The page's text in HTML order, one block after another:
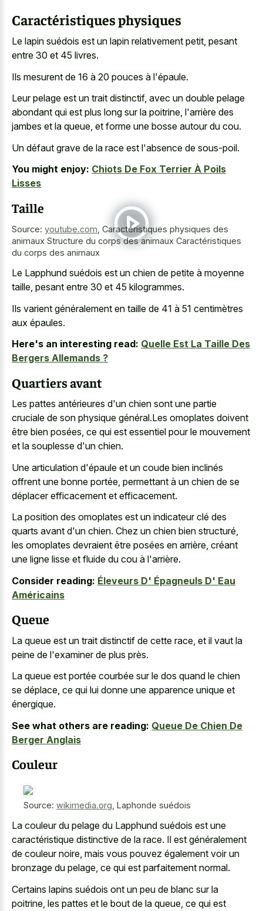
Caractéristiques physiques
Le lapin suédois est un lapin relativement petit, pesant
entre 30 et 45 livres.
Ils mesurent de 16 à 20 pouces à l'épaule.
Leur pelage est un trait distinctif, avec un double pelage
abondant qui est plus long sur la poitrine, l'arrière des
jambes et la queue, et forme une bosse autour du cou.
Un défaut grave de la race est l'absence de sous-poil.
You might enjoy: Chiots De Fox Terrier À Poils
Lisses
Taille
Source: youtube.com Caractéristiques physiques des
animaux Structure du corps des animaux Caractéristiques
du corps des animaux
Le Lapphund suédois est un chien de petite à moyenne
taille, pesant entre 30 et 45 kilogrammes.
Ils varient généralement en taille de 41 à 51 centimètres
aux épaules.
Here's an interesting read: Quelle Est La Taille Des
Bergers Allemands ?
Quartiers avant
Les pattes antérieures d'un chien sont une partie
cruciale de son physique général.Les omoplates doivent
être bien posées, ce qui est essentiel pour le mouvement
et la souplesse d'un chien.
Une articulation d'épaule et un coude bien inclinés
offrent une bonne portée, permettant à un chien de se
déplacer efficacement et efficacement.
La position des omoplates est un indicateur clé des
quarts avant d'un chien. Chez un chien bien structuré,
les omoplates devraient être posées en arrière, créant
une ligne lisse et fluide du cou à l'arrière.
Consider reading: Éleveurs D' Épagneuls D' Eau
Américains
Queue
La queue est un trait distinctif de cette race, et il vaut la
peine de l'examiner de plus près.
La queue est portée courbée sur le dos quand le chien
se déplace, ce qui lui donne une apparence unique et
énergique.
See what others are reading: Queue De Chien De
Berger Anglais
Couleur
Source: wikimedia.org Laphonde suédois
La couleur du pelage du Lapphund suédois est une
caractéristique distinctive de la race. Il est généralement
de couleur noire, mais vous pouvez également voir un
bronzage du pelage, ce qui est parfaitement normal.
Certains lapins suédois ont un peu de blanc sur la
poitrine, les pattes et le bout de la queue, ce qui est